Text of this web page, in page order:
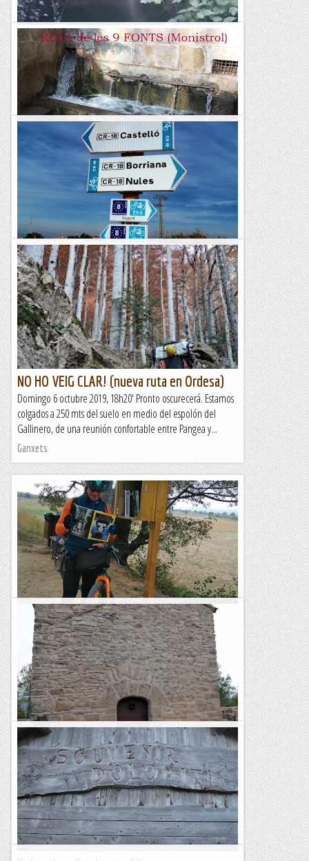
De ruta pels pobles d'interior
d'Alacant(Alcoleja,Beniafé,Ares del
Bosc,Benimassot,Benilloba).
Fent marxa
Ruta de les 9 Fonts (Monistrol)
&nb...
Kimisades
La Ruta dels Tarongers (Castelló) en Gravel
Fa uns anys per al programa Temps d'Aventura (3Cat), el
biker Tomi Misser va fer un programa d'informació turística
de Castelló com a destí ideal per fer tota mena...
Aire de Muntanyes
NO HO VEIG CLAR! (nueva ruta en Ordesa)
Domingo 6 octubre 2019, 18h20' Pronto oscurecerá. Estamos
colgados a 250 mts del suelo en medio del espolón del
Gallinero, de una reunión confortable entre Pangea y...
Ganxets
Sils - Fornells de la Selva - Sils. Ruta Gravel.
https://www.wikiloc.com/gravel-bike-trails/sils-fornells-de-
la-selva-sils-152848248Aquest matí anirem cap a la comarca
de la Selva per fer una circular, que ens dura a...
Aire de Muntanyes
Veciana: Ruta de les ermites (658 m)
Dijous 9 de novembre de 2023MatinalHora de sortida: Vuit
del matí. Ubicació: Comarca de l’Anoia. Temps aproximat: 2
h 30 min (6 km) Desnivell: 142 m...
Maifemcim.cat